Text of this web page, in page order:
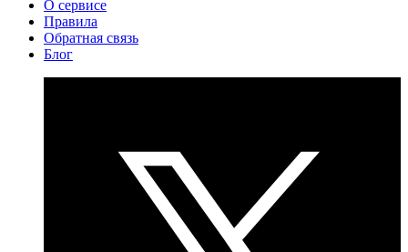
О сервисе
Правила
Обратная связь
Блог